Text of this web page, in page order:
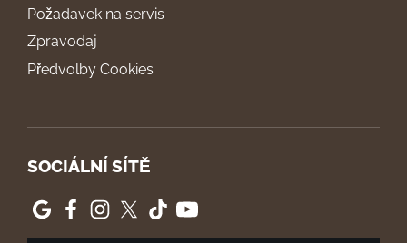
Požadavek na servis
Zpravodaj
Předvolby Cookies
SOCIÁLNÍ SÍTĚ